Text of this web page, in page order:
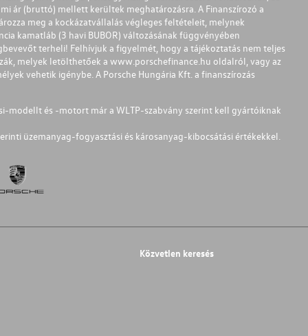
ár (bruttó) mellett kerültek meghatározásra. A Finanszírozó a
meg a kockázatvállalás végleges feltételeit, melynek
kamatláb (3 havi BUBOR) változásának függvényében
terheli! Felhívjuk a figyelmét, hogy a tájékoztatás nem teljes
melyek letölthetőek a www.porschefinance.hu oldalról, vagy az
vehetik igénybe. A Porsche Hungária Kft. a finanszírozás
modellt és -motort már a WLTP-szabvány szerint kell gyártóiknak
üzemanyag-fogyasztási és károsanyag-kibocsátási értékekkel.
Közvetlen keresés